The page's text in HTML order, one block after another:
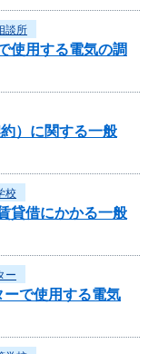
談所
使用する電気の調
）に関する一般
校
貸借にかかる一般
ー
で使用する電気